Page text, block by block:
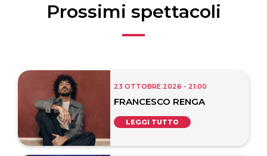
Prossimi spettacoli
23 OTTOBRE 2026 - 21:00
FRANCESCO RENGA
LEGGI TUTTO